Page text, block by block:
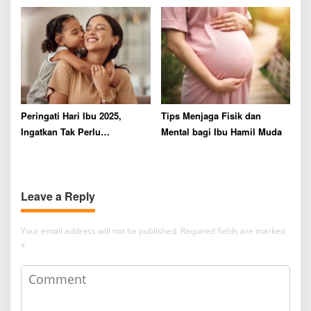
Sendiri
Peringati Hari Ibu 2025,
Ingatkan Tak Perlu
Tips Menjaga Fisik dan
Mental bagi Ibu Hamil Muda
Leave a Reply
Your email address will not be published. Required fields are marked
*